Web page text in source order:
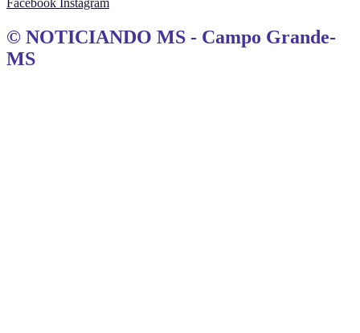
© NOTICIANDO MS - Campo Grande-
MS